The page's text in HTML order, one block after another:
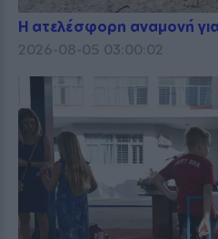
Η ατελέσφορη αναμονή για
2026-08-05 03:00:02